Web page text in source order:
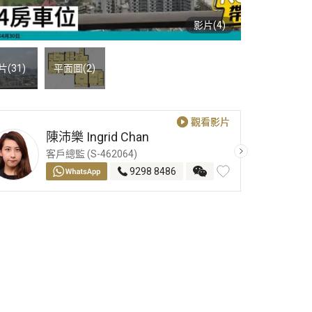
影片(4)
(31) 平面圖(2)
觀看影片
陳沛樂 Ingrid Chan
觀看影片
客戶總監 (S-462064)
9298 8486